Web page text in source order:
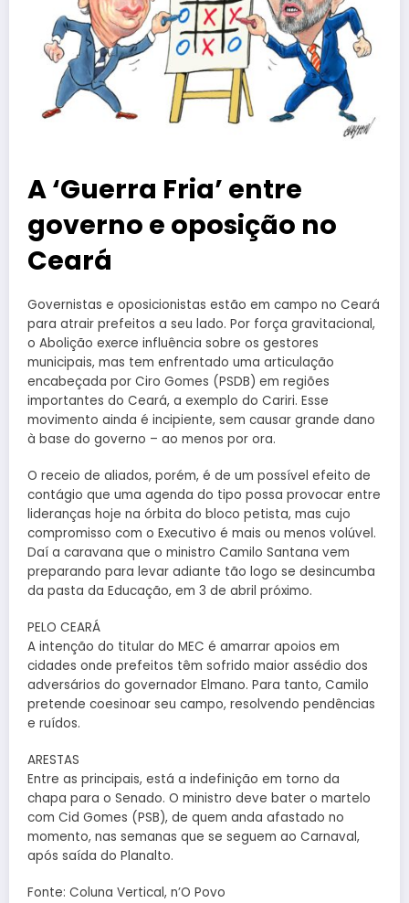
A ‘Guerra Fria’ entre
governo e oposição no
Ceará
Governistas e oposicionistas estão em campo no Ceará
para atrair prefeitos a seu lado. Por força gravitacional,
o Abolição exerce influência sobre os gestores
municipais, mas tem enfrentado uma articulação
encabeçada por Ciro Gomes (PSDB) em regiões
importantes do Ceará, a exemplo do Cariri. Esse
movimento ainda é incipiente, sem causar grande dano
à base do governo – ao menos por ora.
O receio de aliados, porém, é de um possível efeito de
contágio que uma agenda do tipo possa provocar entre
lideranças hoje na órbita do bloco petista, mas cujo
compromisso com o Executivo é mais ou menos volúvel.
Daí a caravana que o ministro Camilo Santana vem
preparando para levar adiante tão logo se desincumba
da pasta da Educação, em 3 de abril próximo.
PELO CEARÁ
A intenção do titular do MEC é amarrar apoios em
cidades onde prefeitos têm sofrido maior assédio dos
adversários do governador Elmano. Para tanto, Camilo
pretende coesinoar seu campo, resolvendo pendências
e ruídos.
ARESTAS
Entre as principais, está a indefinição em torno da
chapa para o Senado. O ministro deve bater o martelo
com Cid Gomes (PSB), de quem anda afastado no
momento, nas semanas que se seguem ao Carnaval,
após saída do Planalto.
Fonte: Coluna Vertical, n’O Povo